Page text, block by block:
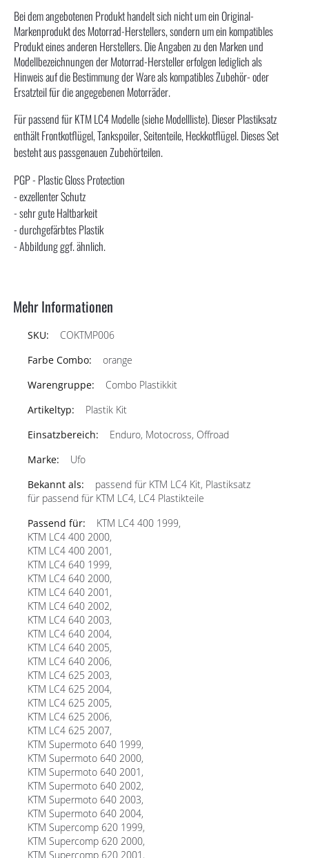
Bei dem angebotenen Produkt handelt sich nicht um ein Original-
Markenprodukt des Motorrad-Herstellers, sondern um ein kompatibles
Produkt eines anderen Herstellers. Die Angaben zu den Marken und
Modellbezeichnungen der Motorrad-Hersteller erfolgen lediglich als
Hinweis auf die Bestimmung der Ware als kompatibles Zubehör- oder
Ersatzteil für die angegebenen Motorräder.
Für passend für KTM LC4 Modelle (siehe Modellliste). Dieser Plastiksatz
enthält Frontkotflügel, Tankspoiler, Seitenteile, Heckkotflügel. Dieses Set
besteht aus passgenauen Zubehörteilen.
PGP - Plastic Gloss Protection
- exzellenter Schutz
- sehr gute Haltbarkeit
- durchgefärbtes Plastik
- Abbildung ggf. ähnlich.
Mehr Informationen
COKTMP006
orange
Combo Plastikkit
Plastik Kit
Enduro, Motocross, Offroad
Ufo
passend für KTM LC4 Kit, Plastiksatz
für passend für KTM LC4, LC4 Plastikteile
KTM LC4 400 1999,
KTM LC4 400 2000,
KTM LC4 400 2001,
KTM LC4 640 1999,
KTM LC4 640 2000,
KTM LC4 640 2001,
KTM LC4 640 2002,
KTM LC4 640 2003,
KTM LC4 640 2004,
KTM LC4 640 2005,
KTM LC4 640 2006,
KTM LC4 625 2003,
KTM LC4 625 2004,
KTM LC4 625 2005,
KTM LC4 625 2006,
KTM LC4 625 2007,
KTM Supermoto 640 1999,
KTM Supermoto 640 2000,
KTM Supermoto 640 2001,
KTM Supermoto 640 2002,
KTM Supermoto 640 2003,
KTM Supermoto 640 2004,
KTM Supercomp 620 1999,
KTM Supercomp 620 2000,
KTM Supercomp 620 2001,